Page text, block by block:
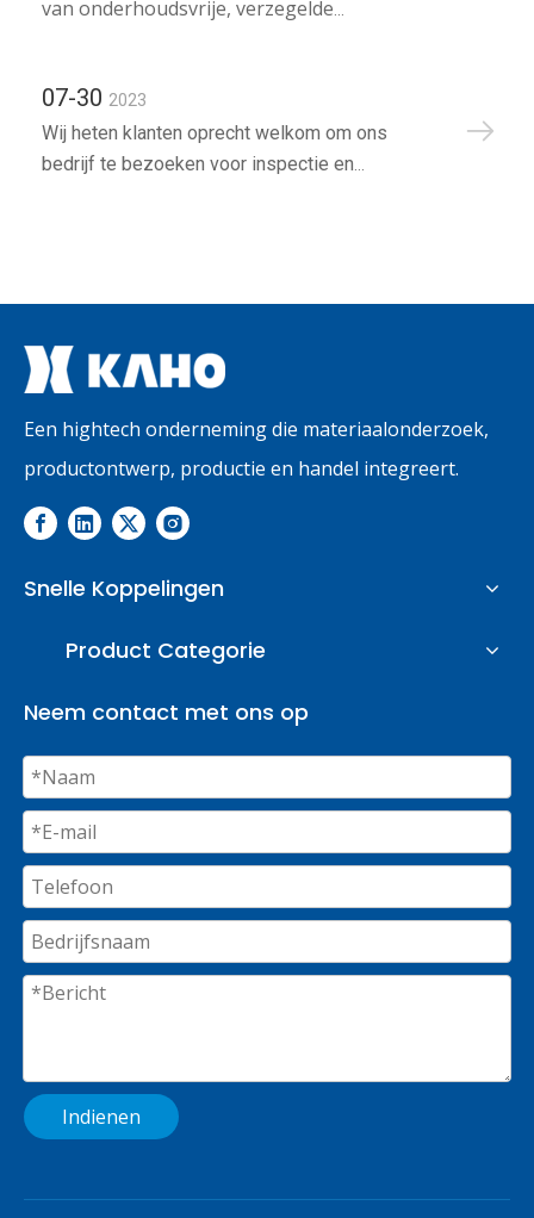
van onderhoudsvrije, verzegelde
07-30 2023
Wij heten klanten oprecht welkom om ons
bedrijf te bezoeken voor inspectie en
Een hightech onderneming die materiaalonderzoek,
productontwerp, productie en handel integreert.
Snelle Koppelingen
Product Categorie
Neem contact met ons op
Indienen